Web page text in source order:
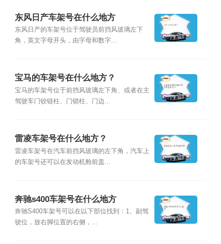
东风日产车架号在什么地方
东风日产的车架号位于驾驶员前挡风玻璃左下
角，英文字母开头，由字母和数字...
宝马的车架号在什么地方？
宝马的车架号位于前挡风玻璃左下角、或者在主
驾驶车门铰链柱、门锁柱、门边...
雷凌车架号在什么地方？
雷凌车架号在汽车前挡风玻璃的左下角，汽车上
的车架号还可以在发动机舱前盖...
奔驰s400车架号在什么地方
奔驰S400车架号可以在以下部位找到：1、副驾
驶位，放右脚位置的右侧，...